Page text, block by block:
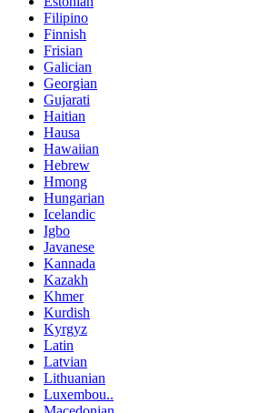
Filipino
Finnish
Frisian
Galician
Georgian
Gujarati
Haitian
Hausa
Hawaiian
Hebrew
Hmong
Hungarian
Icelandic
Igbo
Javanese
Kannada
Kazakh
Khmer
Kurdish
Kyrgyz
Latin
Latvian
Lithuanian
Luxembou..